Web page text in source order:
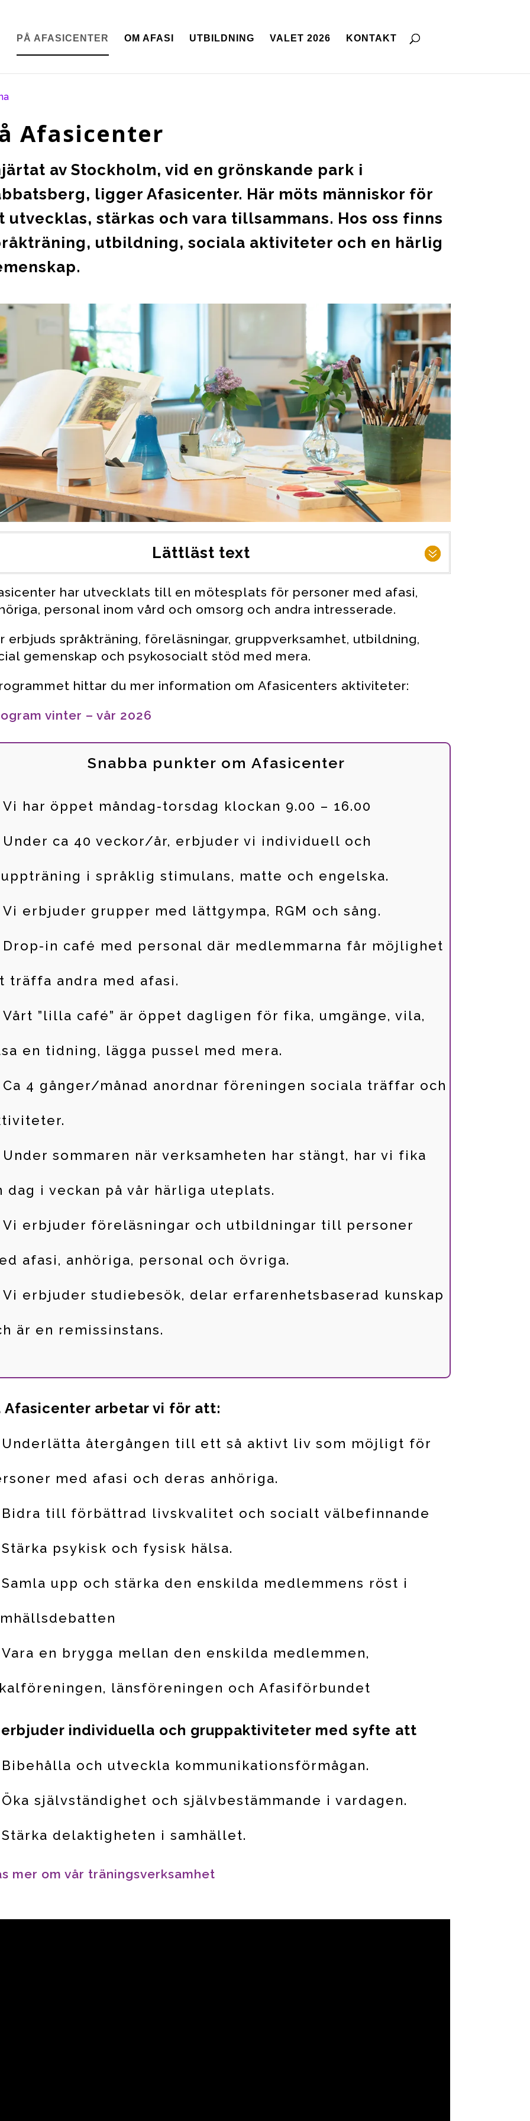
PÅ AFASICENTER OM AFASI UTBILDNING VALET 2026 KONTAKT
Afasicenter
av Stockholm, vid en grönskande park i
ligger Afasicenter. Här möts människor för
utvecklas, stärkas och vara tillsammans. Hos oss finns
utbildning, sociala aktiviteter och en härlig
Lättläst text
har utvecklats till en mötesplats för personer med afasi,
personal inom vård och omsorg och andra intresserade.
erbjuds språkträning, föreläsningar, gruppverksamhet, utbildning,
gemenskap och psykosocialt stöd med mera.
hittar du mer information om Afasicenters aktiviteter:
vinter – vår 2026
Snabba punkter om Afasicenter
Vi har öppet måndag-torsdag klockan 9.00 – 16.00
Under ca 40 veckor/år, erbjuder vi individuell och
i språklig stimulans, matte och engelska.
Vi erbjuder grupper med lättgympa, RGM och sång.
Drop-in café med personal där medlemmarna får möjlighet
träffa andra med afasi.
Vårt ”lilla café” är öppet dagligen för fika, umgänge, vila,
en tidning, lägga pussel med mera.
Ca 4 gånger/månad anordnar föreningen sociala träffar och
Under sommaren när verksamheten har stängt, har vi fika
dag i veckan på vår härliga uteplats.
Vi erbjuder föreläsningar och utbildningar till personer
afasi, anhöriga, personal och övriga.
Vi erbjuder studiebesök, delar erfarenhetsbaserad kunskap
är en remissinstans.
Afasicenter arbetar vi för att:
Underlätta återgången till ett så aktivt liv som möjligt för
med afasi och deras anhöriga.
Bidra till förbättrad livskvalitet och socialt välbefinnande
Stärka psykisk och fysisk hälsa.
Samla upp och stärka den enskilda medlemmens röst i
Vara en brygga mellan den enskilda medlemmen,
länsföreningen och Afasiförbundet
individuella och gruppaktiviteter med syfte att
Bibehålla och utveckla kommunikationsförmågan.
Öka självständighet och självbestämmande i vardagen.
Stärka delaktigheten i samhället.
mer om vår träningsverksamhet